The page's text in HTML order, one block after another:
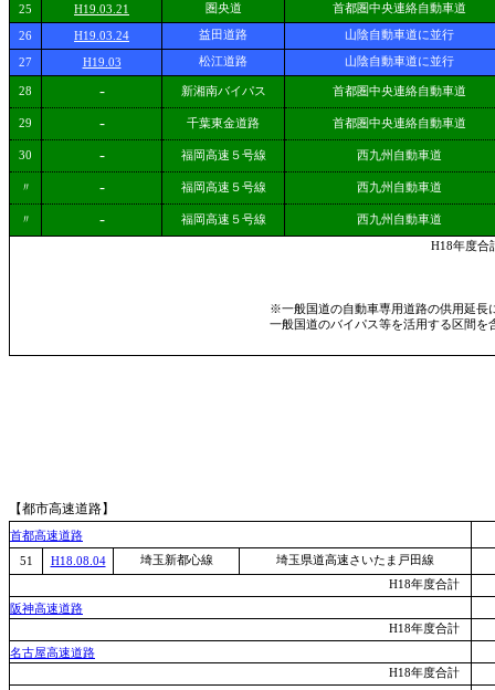
25 H19.03.21 圏央道 首都圏中央連絡自動車道
26 H19.03.24 益田道路 山陰自動車道に並行
27 H19.03 松江道路 山陰自動車道に並行
28 - 新湘南バイパス 首都圏中央連絡自動車道
29 - 千葉東金道路 首都圏中央連絡自動車道
30 - 福岡高速５号線 西九州自動車道
〃 - 福岡高速５号線 西九州自動車道
〃 - 福岡高速５号線 西九州自動車道
H18年度合
※一般国道の自動車専用道路の供用延長
一般国道のバイパス等を活用する区間を
【都市高速道路】
首都高速道路
51 H18.08.04 埼玉新都心線
埼玉県道高速さいたま戸田線
H18年度合計
阪神高速道路
H18年度合計
名古屋高速道路
H18年度合計